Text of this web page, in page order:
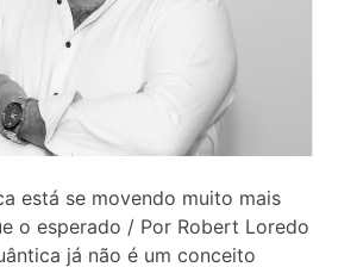
está se movendo muito mais
o esperado / Por Robert Loredo
já não é um conceito